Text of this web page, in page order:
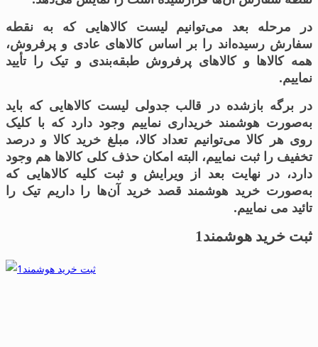
در مرحله بعد می‌توانیم لیست کالاهایی که به نقطه
سفارش رسیده‌اند را بر اساس کالاهای عادی و پرفروش،
همه کالاها و کالاهای پرفروش طبقه‌بندی و تیک را تأیید
نماییم.
در برگه بازشده در قالب جدولی لیست کالاهایی که باید
به‌صورت هوشمند خریداری نماییم وجود دارد که با کلیک
روی هر کالا می‌توانیم تعداد کالا، مبلغ خرید کالا و درصد
تخفیف را ثبت نماییم، البته امکان حذف کلی کالاها هم وجود
دارد، در نهایت بعد از ویرایش و ثبت کلیه کالاهایی که
به‌صورت خرید هوشمند قصد خرید آن‌ها را داریم تیک را
تائید می نماییم.
ثبت خرید هوشمند1